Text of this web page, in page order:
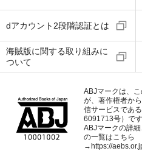
dアカウント2段階認証とは
海賊版に関する取り組みに
ついて
ABJマークは、
が、著作権者か
信サービスであ
6091713号）です
ABJマークの詳
の一覧はこちら
→https://